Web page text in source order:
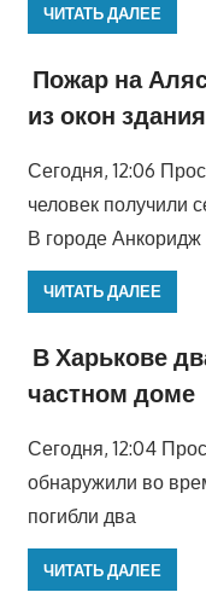
ЧИТАТЬ ДАЛЕЕ
Пожар на
из окон здания
Сегодня, 12:06
человек получили
В городе Анкоридж
ЧИТАТЬ ДАЛЕЕ
В Харькове
частном доме
Сегодня, 12:04
обнаружили во
погибли два
ЧИТАТЬ ДАЛЕЕ